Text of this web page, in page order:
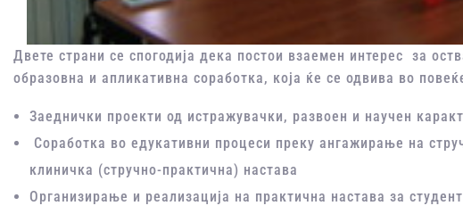
Двете страни се спогодија дека постои взаемен интерес за
образовна и апликативна соработка, која ќе се одвива во
Заеднички проекти од истражувачки, развоен и научен
Соработка во едукативни процеси преку ангажирање на
клиничка (стручно-практична) настава
Организирање и реализација на практична настава за